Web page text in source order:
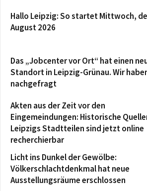
Hallo Leipzig: So startet Mittwoch,
August 2026
Das „Jobcenter vor Ort“ hat einen
Standort in Leipzig-Grünau. Wir
nachgefragt
Akten aus der Zeit vor den
Eingemeindungen: Historische
Leipzigs Stadtteilen sind jetzt online
recherchierbar
Licht ins Dunkel der Gewölbe:
Völkerschlachtdenkmal hat neue
Ausstellungsräume erschlossen